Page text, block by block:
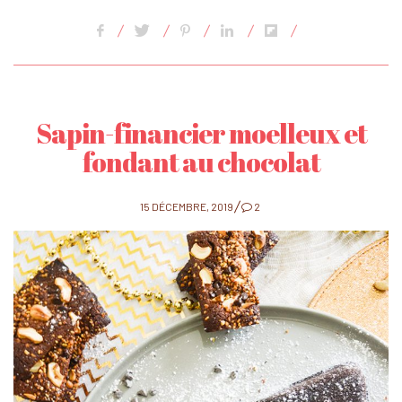
Sapin-financier moelleux et
fondant au chocolat
POSTED
ON
15 DÉCEMBRE, 2019 2